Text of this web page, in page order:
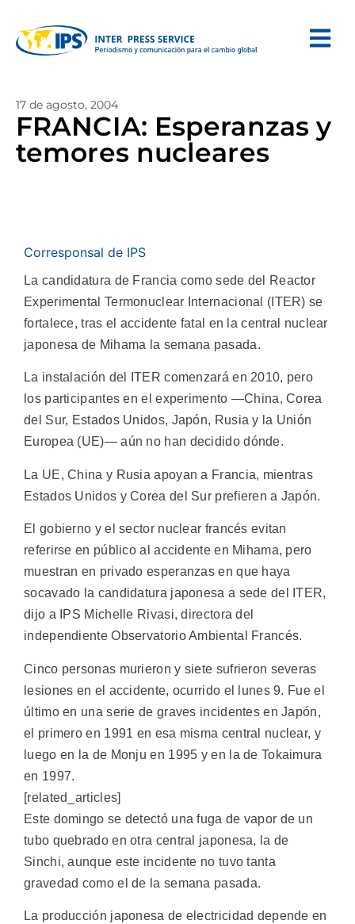
17 de agosto, 2004
FRANCIA: Esperanzas y
temores nucleares
Corresponsal de IPS
La candidatura de Francia como sede del Reactor
Experimental Termonuclear Internacional (ITER) se
fortalece, tras el accidente fatal en la central nuclear
japonesa de Mihama la semana pasada.
La instalación del ITER comenzará en 2010, pero
los participantes en el experimento —China, Corea
del Sur, Estados Unidos, Japón, Rusia y la Unión
Europea (UE)— aún no han decidido dónde.
La UE, China y Rusia apoyan a Francia, mientras
Estados Unidos y Corea del Sur prefieren a Japón.
El gobierno y el sector nuclear francés evitan
referirse en público al accidente en Mihama, pero
muestran en privado esperanzas en que haya
socavado la candidatura japonesa a sede del ITER,
dijo a IPS Michelle Rivasi, directora del
independiente Observatorio Ambiental Francés.
Cinco personas murieron y siete sufrieron severas
lesiones en el accidente, ocurrido el lunes 9. Fue el
último en una serie de graves incidentes en Japón,
el primero en 1991 en esa misma central nuclear, y
luego en la de Monju en 1995 y en la de Tokaimura
en 1997.
[related_articles]
Este domingo se detectó una fuga de vapor de un
tubo quebrado en otra central japonesa, la de
Sinchi, aunque este incidente no tuvo tanta
gravedad como el de la semana pasada.
La producción japonesa de electricidad depende en